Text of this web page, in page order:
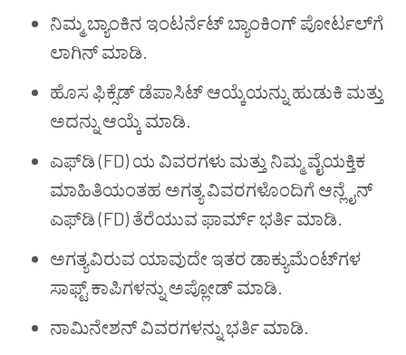
ನಿಮ್ಮ ಬ್ಯಾಂಕಿನ ಇಂಟರ್ನೆಟ್ ಬ್ಯಾಂಕಿಂಗ್ ಪೋರ್ಟಲ್‌ಗೆ
ಲಾಗಿನ್ ಮಾಡಿ.
ಹೊಸ ಫಿಕ್ಸೆಡ್ ಡೆಪಾಸಿಟ್ ಆಯ್ಕೆಯನ್ನು ಹುಡುಕಿ ಮತ್ತು
ಅದನ್ನು ಆಯ್ಕೆ ಮಾಡಿ.
ಎಫ್‌ಡಿ (FD) ಯ ವಿವರಗಳು ಮತ್ತು ನಿಮ್ಮ ವೈಯಕ್ತಿಕ
ಮಾಹಿತಿಯಂತಹ ಅಗತ್ಯ ವಿವರಗಳೊಂದಿಗೆ ಆನ್ಲೈನ್
ಎಫ್‌ಡಿ (FD) ತೆರೆಯುವ ಫಾರ್ಮ್ ಭರ್ತಿ ಮಾಡಿ.
ಅಗತ್ಯವಿರುವ ಯಾವುದೇ ಇತರ ಡಾಕ್ಯುಮೆಂಟ್‌ಗಳ
ಸಾಫ್ಟ್ ಕಾಪಿಗಳನ್ನು ಅಪ್ಲೋಡ್ ಮಾಡಿ.
ನಾಮಿನೇಶನ್ ವಿವರಗಳನ್ನು ಭರ್ತಿ ಮಾಡಿ.